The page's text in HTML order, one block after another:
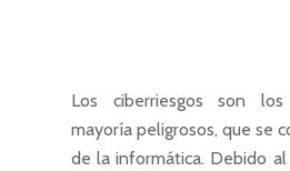
Los ciberriesgos son
mayoría peligrosos, que se
de la informática. Debido